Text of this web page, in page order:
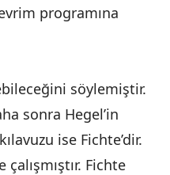
programına
söylemiştir.
sonra Hegel’in
ise Fichte’dir.
Fichte